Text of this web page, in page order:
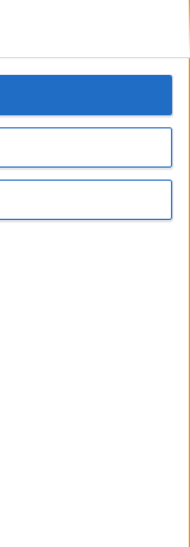
te daremos
consejos para tu